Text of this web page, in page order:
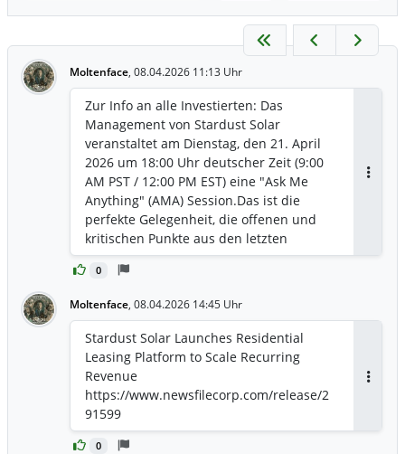
Moltenface, 08.04.2026 11:13 Uhr
0
Zur Info an alle Investierten: Das
Management von Stardust Solar
veranstaltet am Dienstag, den 21. April
2026 um 18:00 Uhr deutscher Zeit (9:00
AM PST / 12:00 PM EST) eine "Ask Me
Anything" (AMA) Session. ​Das ist die
perfekte Gelegenheit, die offenen und
kritischen Punkte aus den letzten
Pressemitteilungen direkt zu klären.
Moltenface, 08.04.2026 14:45 Uhr
0
Stardust Solar Launches Residential
Leasing Platform to Scale Recurring
Revenue
https://www.newsfilecorp.com/release/2
91599